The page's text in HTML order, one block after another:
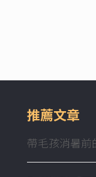
推薦文章
帶毛孩消暑前